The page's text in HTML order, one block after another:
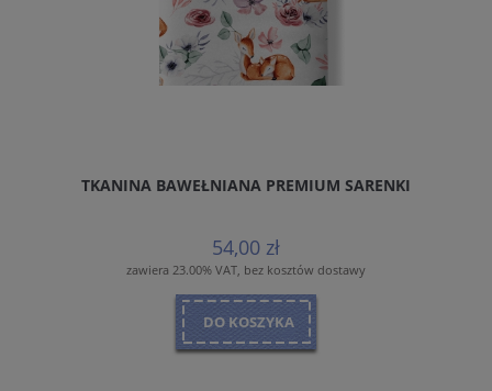
TKANINA BAWEŁNIANA PREMIUM SARENKI
54,00 zł
zawiera 23.00% VAT, bez kosztów dostawy
DO KOSZYKA